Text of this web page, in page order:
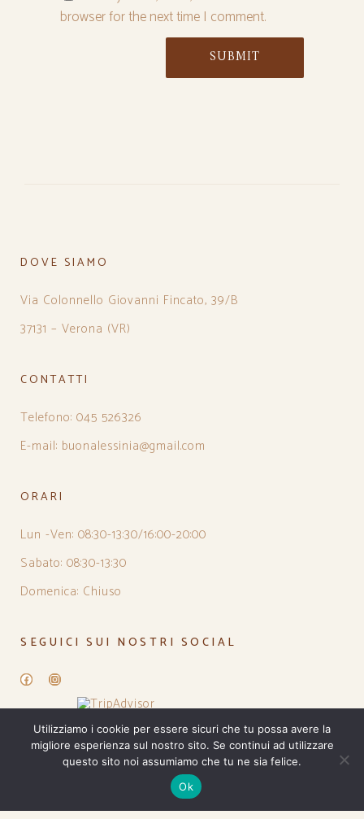
browser for the next time I comment.
DOVE SIAMO
Via Colonnello Giovanni Fincato, 39/B
37131 – Verona (VR)
CONTATTI
Telefono: 045 526326
E-mail: buonalessinia@gmail.com
ORARI
Lun -Ven: 08:30-13:30/16:00-20:00
Sabato: 08:30-13:30
Domenica: Chiuso
SEGUICI SUI NOSTRI SOCIAL
FacebookInstagram
PRIVACY POLICY
Utilizziamo i cookie per essere sicuri che tu possa avere la
migliore esperienza sul nostro sito. Se continui ad utilizzare
questo sito noi assumiamo che tu ne sia felice.
Ok